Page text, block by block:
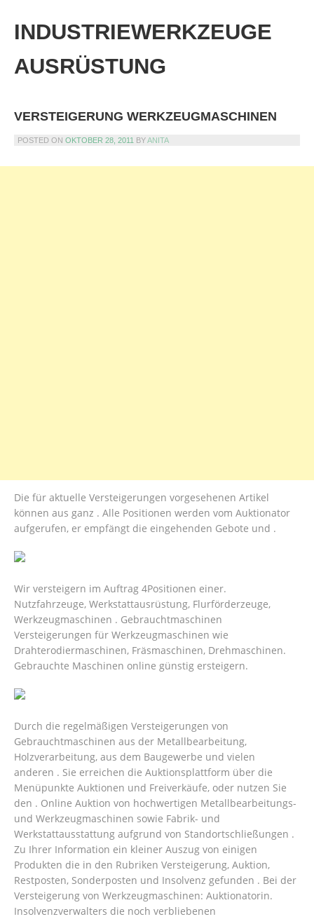
content
INDUSTRIEWERKZEUGE
AUSRÜSTUNG
VERSTEIGERUNG WERKZEUGMASCHINEN
POSTED ON OKTOBER 28, 2011 BYANITA
Die für aktuelle Versteigerungen vorgesehenen Artikel
können aus ganz . Alle Positionen werden vom Auktionator
aufgerufen, er empfängt die eingehenden Gebote und .
Wir versteigern im Auftrag 4Positionen einer.
Nutzfahrzeuge, Werkstattausrüstung, Flurförderzeuge,
Werkzeugmaschinen . Gebrauchtmaschinen
Versteigerungen für Werkzeugmaschinen wie
Drahterodiermaschinen, Fräsmaschinen, Drehmaschinen.
Gebrauchte Maschinen online günstig ersteigern.
Durch die regelmäßigen Versteigerungen von
Gebrauchtmaschinen aus der Metallbearbeitung,
Holzverarbeitung, aus dem Baugewerbe und vielen
anderen . Sie erreichen die Auktionsplattform über die
Menüpunkte Auktionen und Freiverkäufe, oder nutzen Sie
den . Online Auktion von hochwertigen Metallbearbeitungs-
und Werkzeugmaschinen sowie Fabrik- und
Werkstattausstattung aufgrund von Standortschließungen .
Zu Ihrer Information ein kleiner Auszug von einigen
Produkten die in den Rubriken Versteigerung, Auktion,
Restposten, Sonderposten und Insolvenz gefunden . Bei der
Versteigerung von Werkzeugmaschinen: Auktionatorin.
Insolvenzverwalters die noch verbliebenen